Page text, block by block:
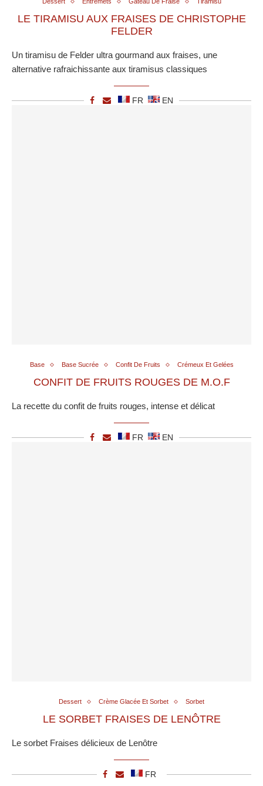
LE TIRAMISU AUX FRAISES DE CHRISTOPHE
FELDER
Un tiramisu de Felder ultra gourmand aux fraises, une
alternative rafraichissante aux tiramisus classiques
FR EN
Base Base Sucrée Confit De Fruits Crémeux Et Gelées
CONFIT DE FRUITS ROUGES DE M.O.F
La recette du confit de fruits rouges, intense et délicat
FR EN
Dessert Crème Glacée Et Sorbet Sorbet
LE SORBET FRAISES DE LENÔTRE
Le sorbet Fraises délicieux de Lenôtre
FR